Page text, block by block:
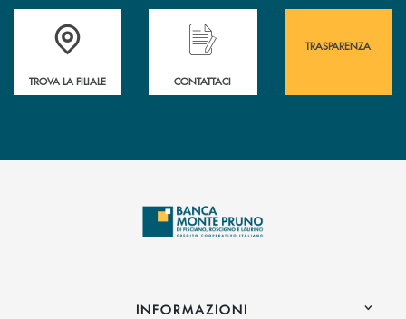
Accedi all' elenco completo&nbsp; delle&nbsp; filiali&nbsp; di Banca
TROVA LA FILIALE
Hai bisogno di assistenza immediata?
CONTATTACI
TRASPARENZA
INFORMAZIONI